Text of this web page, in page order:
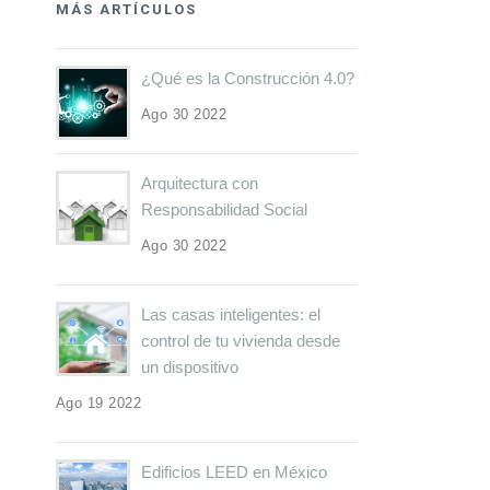
MÁS ARTÍCULOS
¿Qué es la Construcción 4.0?
Ago 30 2022
Arquitectura con
Responsabilidad Social
Ago 30 2022
Las casas inteligentes: el
control de tu vivienda desde
un dispositivo
Ago 19 2022
Edificios LEED en México